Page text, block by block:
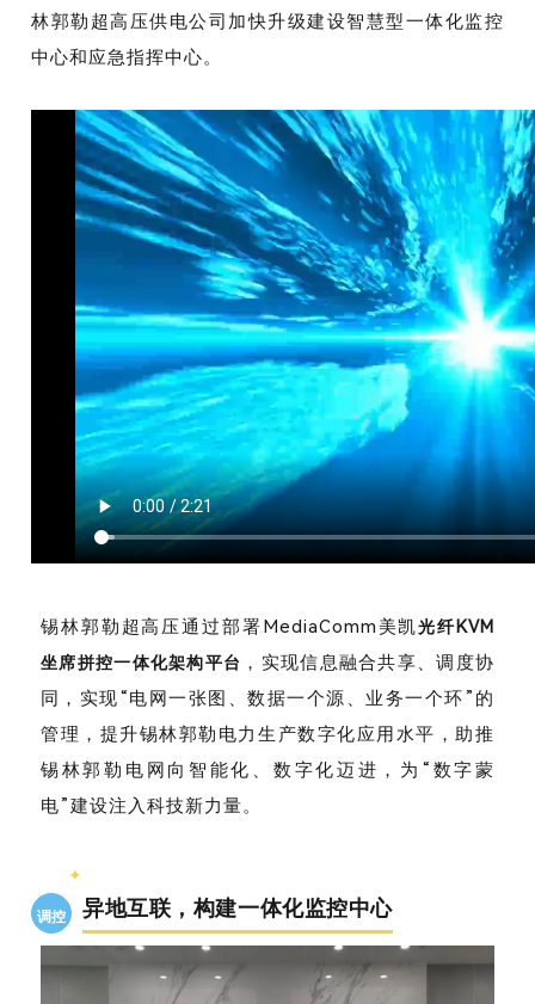
林郭勒超高压供电公司加快升级建设智慧型一体化监控
中心和应急指挥中心。
锡林郭勒超高压通过部署MediaComm美凯光纤KVM
坐席拼控一体化架构平台 ，实现信息融合共享、调度协
同，实现“电网一张图、数据一个源、业务一个环”的
管理，提升锡林郭勒电力生产数字化应用水平，助推
锡林郭勒电网向智能化、数字化迈进，为“数字蒙
电”建设注入科技新力量。
调控
✦
异地互联，构建一体化监控中心